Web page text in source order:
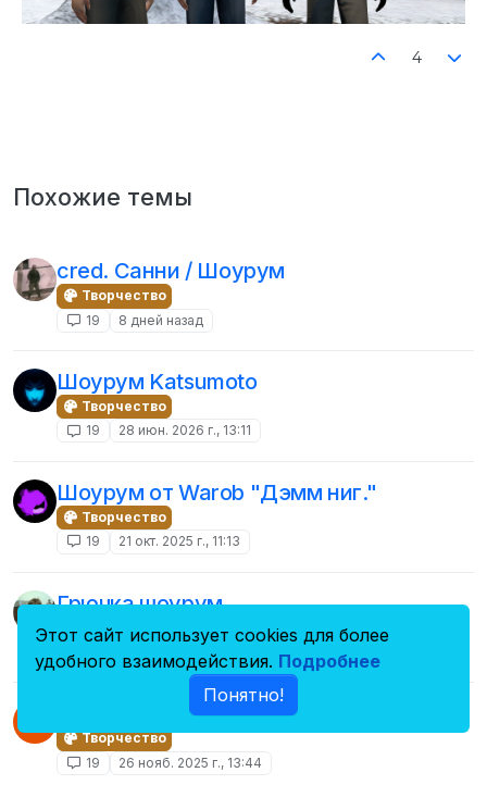
4
Похожие темы
cred. Санни / Шоурум
Творчество
19
8 дней назад
Шоурум Katsumoto
Творчество
19
28 июн. 2026 г., 13:11
Шоурум от Warob "Дэмм ниг."
Творчество
19
21 окт. 2025 г., 11:13
Грючка шоурум
Творчество
Творчество
19
26 нояб. 2025 г., 13:44
Этот сайт использует cookies для более
удобного взаимодействия. Подробнее
Понятно!